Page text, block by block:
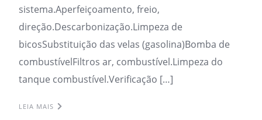
sistema.Aperfeiçoamento, freio,
direção.Descarbonização.Limpeza de
bicosSubstituição das velas (gasolina)Bomba de
combustívelFiltros ar, combustível.Limpeza do
tanque combustível.Verificação […]
LEIA MAIS